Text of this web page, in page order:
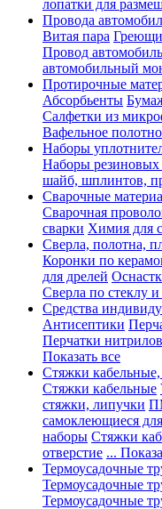
лопатки для
Провода
Витая пара
Провод
автомобильный
Протирочные
Абсорбьенты
Салфетки из
Вафельное полотно
Наборы
Наборы резиновых
шайб, шплинтов,
Сварочные
Сварочная
сварки Химия для
Сверла, полотна,
Коронки по
для дрелей
Сверла по стеклу
Средства
Антисептики
Перчатки
Показать все
Стяжки
Стяжки кабельные
стяжки, липучки
самоклеющиеся
наборы Стяжки
отверстие ...
Термоусадочные
Термоусадочные
Термоусадочные